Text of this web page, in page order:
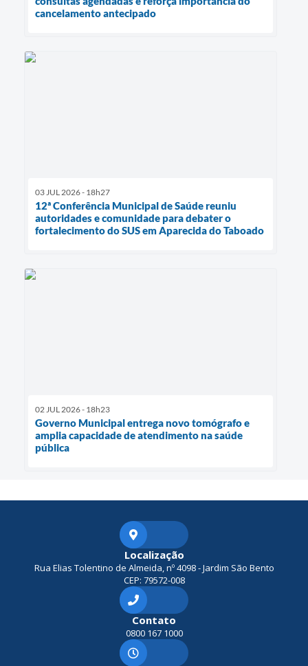
cancelamento antecipado
03 JUL 2026 - 18h27
12ª Conferência Municipal de Saúde reuniu
autoridades e comunidade para debater o
fortalecimento do SUS em Aparecida do Taboado
02 JUL 2026 - 18h23
Governo Municipal entrega novo tomógrafo e
amplia capacidade de atendimento na saúde
pública
Localização
Rua Elias Tolentino de Almeida, nº 4098 - Jardim São Bento
CEP: 79572-008
Contato
0800 167 1000